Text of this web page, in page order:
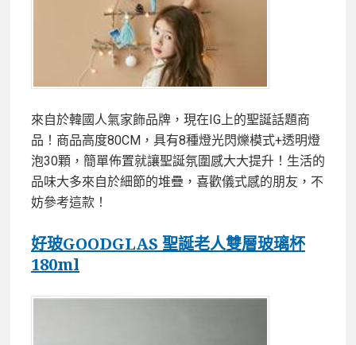
來自於韓國人氣家飾品牌，現在IG上的聖誕話題商
品！商品高度80CM，具有8種燈光閃爍模式+透明燈
泡30顆，簡單佈置就讓聖誕氛圍感大大提升！生活的
品味大多來自於細節的堆疊，喜歡儀式感的朋友，不
妨參考這款！
好玻GOODGLAS 聖誕老人雙層玻璃杯
180ml